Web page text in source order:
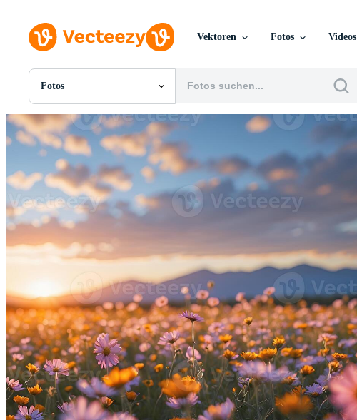
Vektoren Fotos Videos
Fotos
Alle Bilder
Fotos
PNGs
PSDs
SVGs
Vorlagen
Vektoren
Videos
Motion Graphics
Redaktionelle Bilder
Redaktionelle Ereignisse